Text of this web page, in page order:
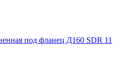
под фланец Д160 SDR 11